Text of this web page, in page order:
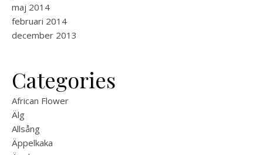
maj 2014
februari 2014
december 2013
Categories
African Flower
Älg
Allsång
Äppelkaka